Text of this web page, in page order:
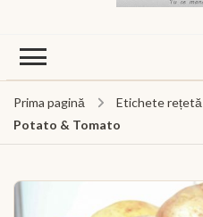
Prima pagină Etichete rețetă
Potato & Tomato